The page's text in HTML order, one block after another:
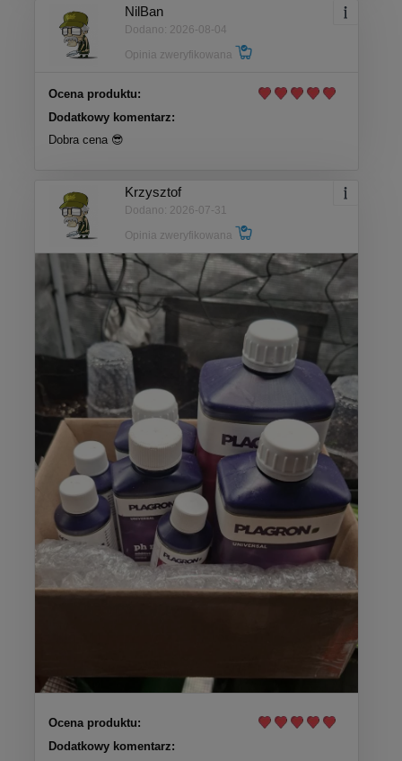
NilBan
Dodano: 2026-08-04
Opinia zweryfikowana
Ocena produktu:
Dodatkowy komentarz:
Dobra cena 😎
Krzysztof
Dodano: 2026-07-31
Opinia zweryfikowana
Ocena produktu:
Dodatkowy komentarz: